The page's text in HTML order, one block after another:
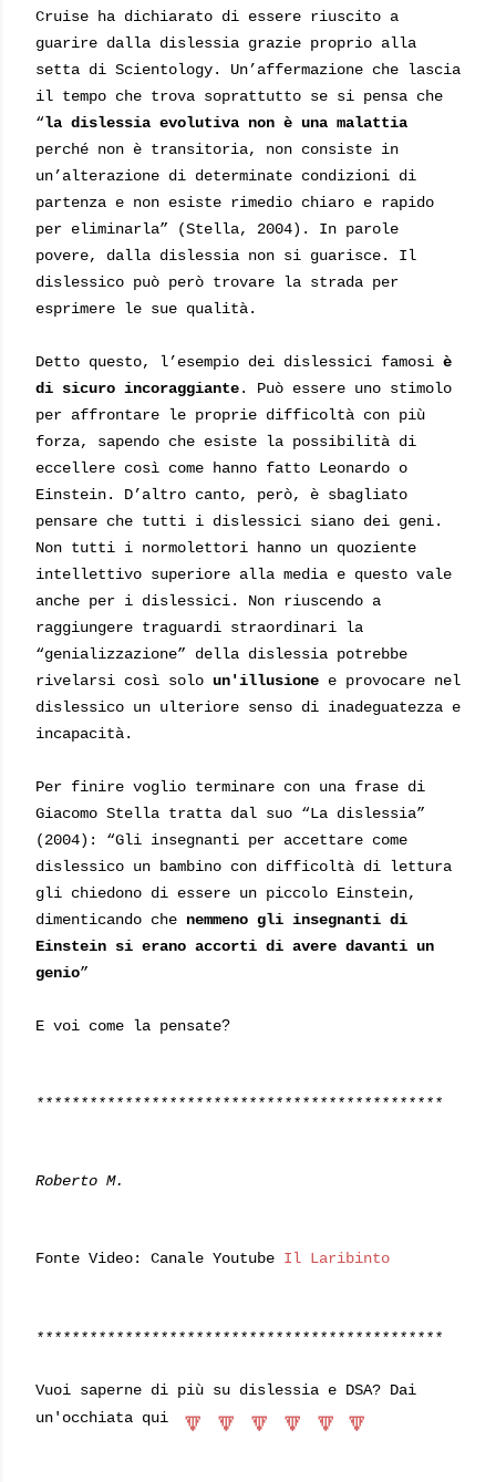
Cruise ha dichiarato di essere riuscito a
guarire dalla dislessia grazie proprio alla
setta di Scientology. Un’affermazione che lascia
il tempo che trova soprattutto se si pensa che
“la dislessia evolutiva non è una malattia
perché non è transitoria, non consiste in
un’alterazione di determinate condizioni di
partenza e non esiste rimedio chiaro e rapido
per eliminarla” (Stella, 2004). In parole
povere, dalla dislessia non si guarisce. Il
dislessico può però trovare la strada per
esprimere le sue qualità.
Detto questo, l’esempio dei dislessici famosi è
di sicuro incoraggiante. Può essere uno stimolo
per affrontare le proprie difficoltà con più
forza, sapendo che esiste la possibilità di
eccellere così come hanno fatto Leonardo o
Einstein. D’altro canto, però, è sbagliato
pensare che tutti i dislessici siano dei geni.
Non tutti i normolettori hanno un quoziente
intellettivo superiore alla media e questo vale
anche per i dislessici. Non riuscendo a
raggiungere traguardi straordinari la
“genializzazione” della dislessia potrebbe
rivelarsi così solo un'illusione e provocare nel
dislessico un ulteriore senso di inadeguatezza e
incapacità.
Per finire voglio terminare con una frase di
Giacomo Stella tratta dal suo “La dislessia”
(2004): “Gli insegnanti per accettare come
dislessico un bambino con difficoltà di lettura
gli chiedono di essere un piccolo Einstein,
dimenticando che nemmeno gli insegnanti di
Einstein si erano accorti di avere davanti un
genio”
E voi come la pensate?
**********************************************
Roberto M.
Fonte Video: Canale Youtube Il Laribinto
**********************************************
Vuoi saperne di più su dislessia e DSA? Dai
un'occhiata qui
🔽 🔽 🔽 🔽 🔽 🔽